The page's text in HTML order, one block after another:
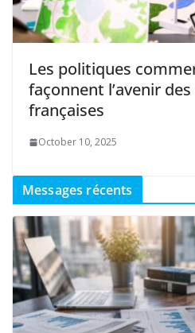
Les politiques
façonnent l’avenir
françaises
October 10, 2025
Messages récents